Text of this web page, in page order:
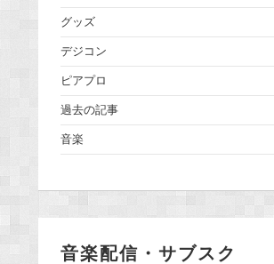
グッズ
デジコン
ピアプロ
過去の記事
音楽
音楽配信・サブスク